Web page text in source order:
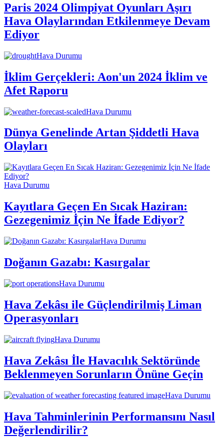
Paris 2024 Olimpiyat Oyunları Aşırı
Hava Olaylarından Etkilenmeye Devam
Ediyor
Hava Durumu
İklim Gerçekleri: Aon'un 2024 İklim ve
Afet Raporu
Hava Durumu
Dünya Genelinde Artan Şiddetli Hava
Olayları
Hava Durumu
Kayıtlara Geçen En Sıcak Haziran:
Gezegenimiz İçin Ne İfade Ediyor?
Hava Durumu
Doğanın Gazabı: Kasırgalar
Hava Durumu
Hava Zekâsı ile Güçlendirilmiş Liman
Operasyonları
Hava Durumu
Hava Zekâsı İle Havacılık Sektöründe
Beklenmeyen Sorunların Önüne Geçin
Hava Durumu
Hava Tahminlerinin Performansını Nasıl
Değerlendirilir?